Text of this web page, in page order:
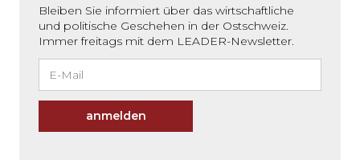
Bleiben Sie informiert über das wirtschaftliche
und politische Geschehen in der Ostschweiz.
Immer freitags mit dem LEADER-Newsletter.
anmelden